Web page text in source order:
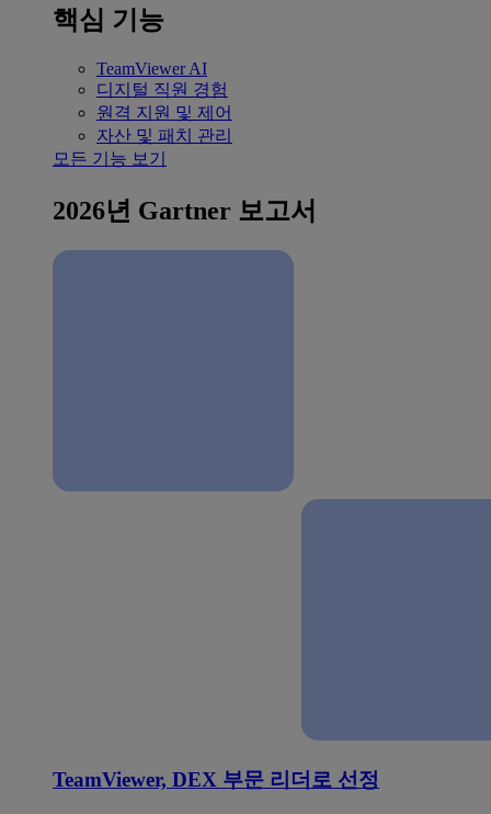
핵심 기능
TeamViewer AI
디지털 직원 경험
원격 지원 및 제어
자산 및 패치 관리
모든 기능 보기
2026년 Gartner 보고서
TeamViewer, DEX 부문 리더로 선정